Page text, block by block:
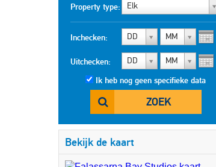
Property type: Elk
Inchecken: DD MM
Uitchecken: DD MM
Ik heb nog geen specifieke data
ZOEK
Bekijk de kaart